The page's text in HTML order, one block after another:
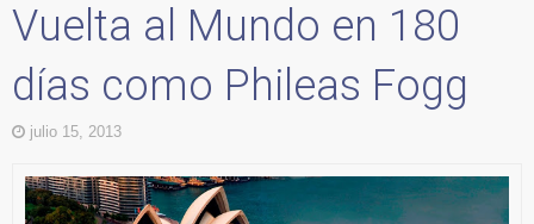
Vuelta al Mundo en 180
días como Phileas Fogg
julio 15, 2013